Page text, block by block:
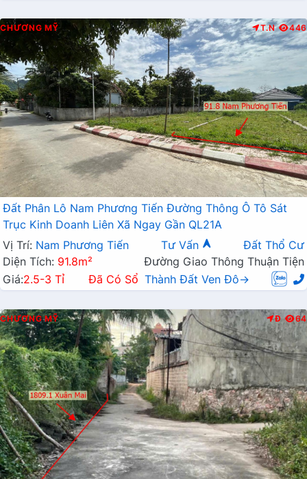
CHƯƠNG MỸ T.N 446
Đất Phân Lô Nam Phương Tiến Đường Thông Ô Tô Sát
Trục Kinh Doanh Liên Xã Ngay Gần QL21A
Vị Trí: Nam Phương Tiến Tư Vấn
Đất Thổ Cư
Diện Tích: 91.8m²
Đường Giao Thông Thuận Tiện
Giá:2.5-3 Tỉ Đã Có Sổ Thành Đất Ven Đô→
CHƯƠNG MỸ Đ 64